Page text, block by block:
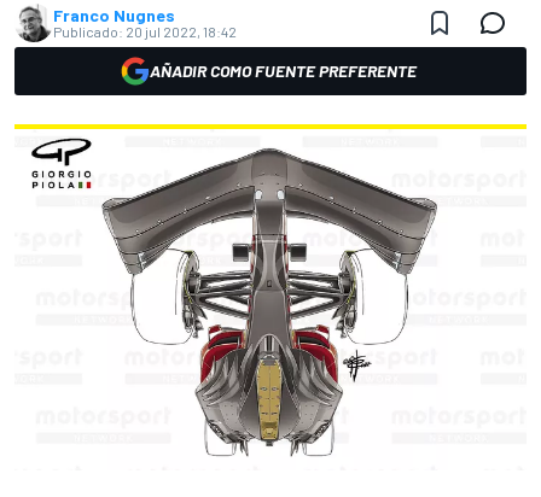
Franco Nugnes
Publicado: 20 jul 2022, 18:42
AÑADIR COMO FUENTE PREFERENTE